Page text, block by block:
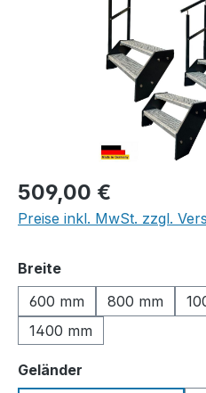
Regulärer Preis:
509,00 €
Preise inkl. MwSt. zzgl.
Breiteauswählen
600 mm
800 mm
1400 mm
Geländer